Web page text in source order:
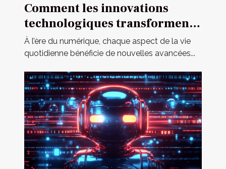
Comment les innovations
technologiques transforment-
elles les poupées pour adultes
?
À l’ère du numérique, chaque aspect de la vie
quotidienne bénéficie de nouvelles avancées...